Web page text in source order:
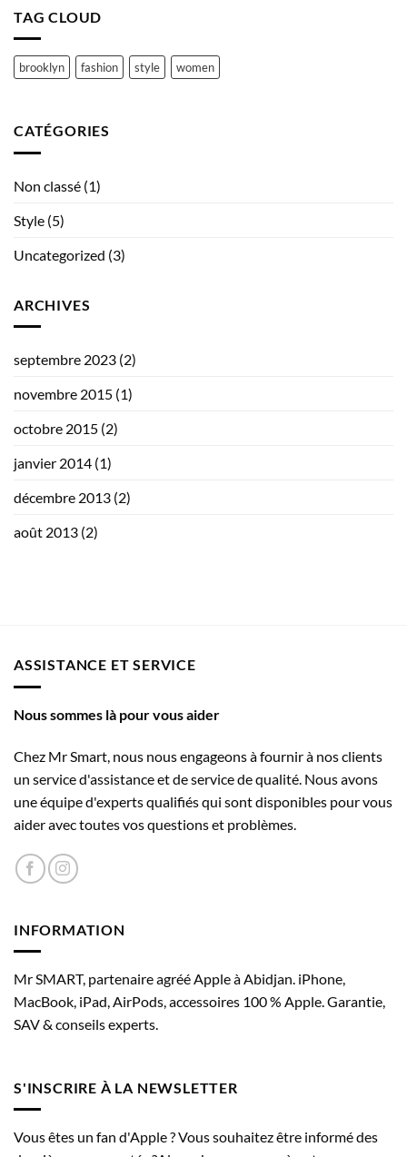
TAG CLOUD
brooklyn fashion style women
CATÉGORIES
Non classé (1)
Style (5)
Uncategorized (3)
ARCHIVES
septembre 2023 (2)
novembre 2015 (1)
octobre 2015 (2)
janvier 2014 (1)
décembre 2013 (2)
août 2013 (2)
ASSISTANCE ET SERVICE
Nous sommes là pour vous aider
Chez Mr Smart, nous nous engageons à fournir à nos clients
un service d'assistance et de service de qualité. Nous avons
une équipe d'experts qualifiés qui sont disponibles pour vous
aider avec toutes vos questions et problèmes.
INFORMATION
Mr SMART, partenaire agréé Apple à Abidjan. iPhone,
MacBook, iPad, AirPods, accessoires 100 % Apple. Garantie,
SAV & conseils experts.
S'INSCRIRE À LA NEWSLETTER
Vous êtes un fan d'Apple ? Vous souhaitez être informé des